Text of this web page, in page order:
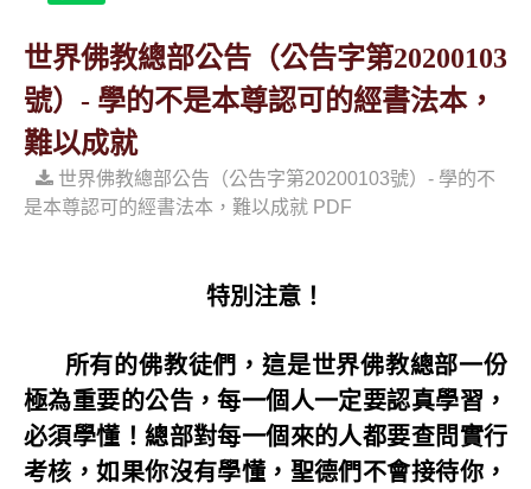
世界佛教總部公告（公告字第20200103
號）- 學的不是本尊認可的經書法本，
難以成就
世界佛教總部公告（公告字第20200103號）- 學的不
是本尊認可的經書法本，難以成就 PDF
特別注意！
所有的佛教徒們，這是世界佛教總部一份
極為重要的公告，每一個人一定要認真學習，
必須學懂！總部對每一個來的人都要查問實行
考核，如果你沒有學懂，聖德們不會接待你，